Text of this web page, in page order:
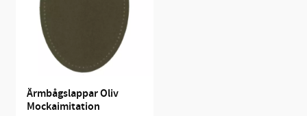
Ärmbågslappar Oliv
Mockaimitation